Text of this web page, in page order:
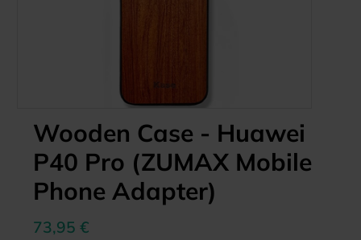
Wooden Case - Huawei
P40 Pro (ZUMAX Mobile
Phone Adapter)
73,95 €